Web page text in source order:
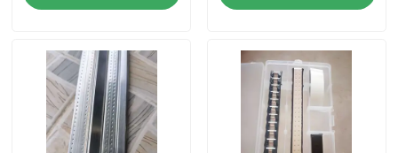
Aluminiumlenker
Warm-Edge-Abstandshalter